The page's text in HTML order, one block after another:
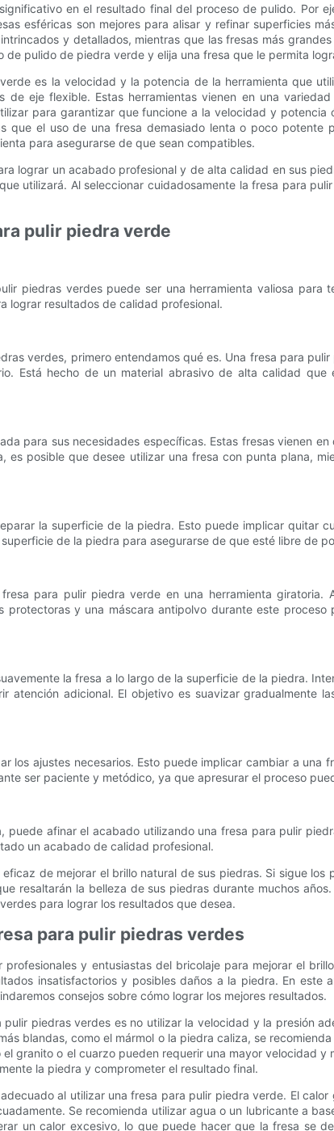
en el resultado final del proceso de pulido. Por
esféricas son mejores para alisar y refinar superficies
y detallados, mientras que las fresas más
pulido de piedra verde y elija una fresa que le permita
es la velocidad y la potencia de la herramienta que
de eje flexible. Estas herramientas vienen en una
para garantizar que funcione a la velocidad y potencia
el uso de una fresa demasiado lenta o poco potente
para asegurarse de que sean compatibles.
lograr un acabado profesional y de alta calidad en sus
utilizará. Al seleccionar cuidadosamente la fresa para
pulir piedra verde
piedras verdes puede ser una herramienta valiosa para
lograr resultados de calidad profesional.
verdes, primero entendamos qué es. Una fresa para
Está hecho de un material abrasivo de alta calidad que
para sus necesidades específicas. Estas fresas vienen
posible que desee utilizar una fresa con punta plana,
la superficie de la piedra. Esto puede implicar quitar
de la piedra para asegurarse de que esté libre de
para pulir piedra verde en una herramienta giratoria.
y una máscara antipolvo durante este
la fresa a lo largo de la superficie de la piedra.
adicional. El objetivo es suavizar gradualmente
los ajustes necesarios. Esto puede implicar cambiar a
ser paciente y metódico, ya que apresurar el proceso
afinar el acabado utilizando una fresa para pulir
un acabado de calidad profesional.
de mejorar el brillo natural de sus piedras. Si sigue
resaltarán la belleza de sus piedras durante muchos
para lograr los resultados que desea.
para pulir piedras verdes
y entusiastas del bricolaje para mejorar el
insatisfactorios y posibles daños a la piedra. En este
consejos sobre cómo lograr los mejores resultados.
piedras verdes es no utilizar la velocidad y la presión
blandas, como el mármol o la piedra caliza, se
granito o el cuarzo pueden requerir una mayor velocidad y
la piedra y comprometer el resultado final.
al utilizar una fresa para pulir piedra verde. El
Se recomienda utilizar agua o un lubricante a
un calor excesivo, lo que puede hacer que la fresa se